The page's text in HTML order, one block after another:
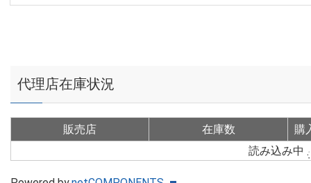
代理店在庫状況
販売店 在庫数
購
読み込み中